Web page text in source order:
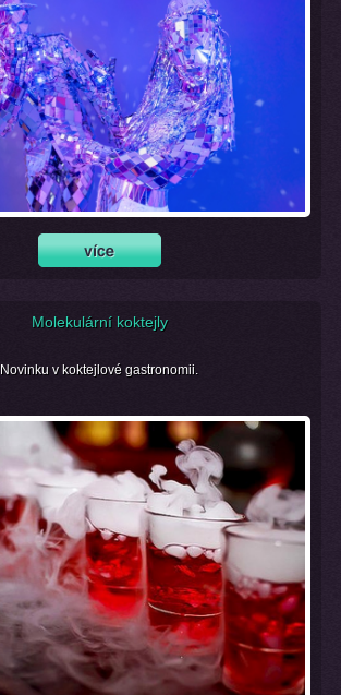
Molekulární koktejly
Novinku v koktejlové gastronomii.